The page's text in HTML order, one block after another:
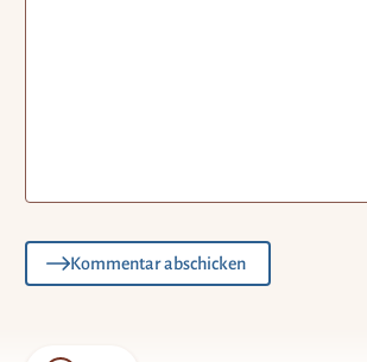
Kommentar abschicken